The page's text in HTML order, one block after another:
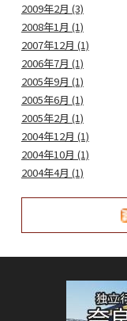
2009年2月 (3)
2008年1月 (1)
2007年12月 (1)
2006年7月 (1)
2005年9月 (1)
2005年6月 (1)
2005年2月 (1)
2004年12月 (1)
2004年10月 (1)
2004年4月 (1)